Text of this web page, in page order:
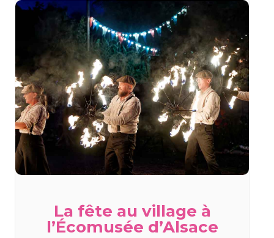
La fête au village à
l’Écomusée d’Alsace